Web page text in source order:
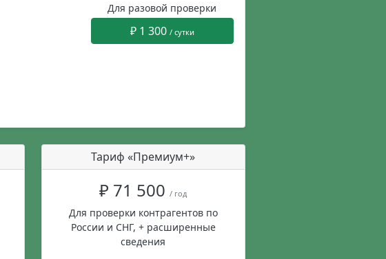
Для разовой проверки
₽ 1 300 / сутки
Тариф «Премиум+»
₽ 71 500/ год
Для проверки контрагентов по
России и СНГ, + расширенные
сведения